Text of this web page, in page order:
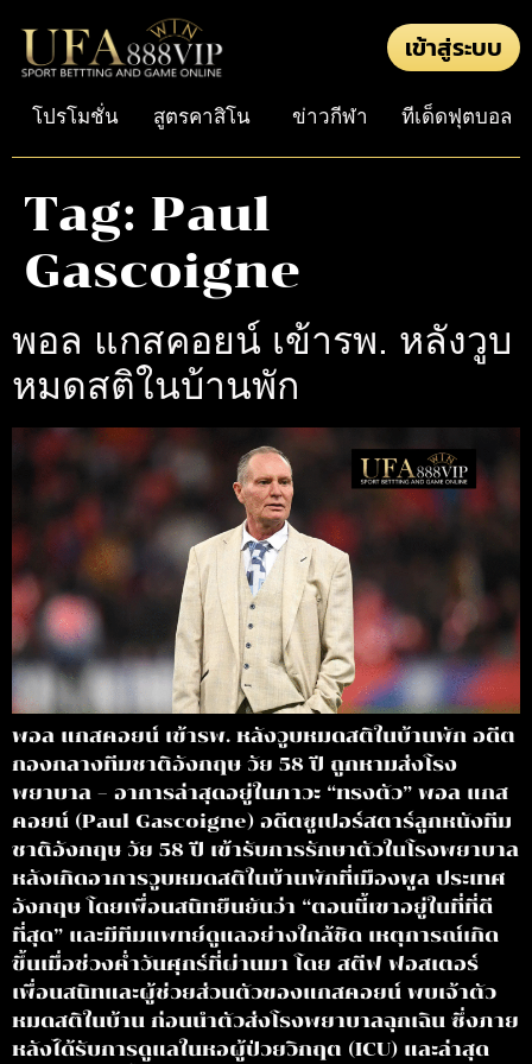
เข้าสู่ระบบ
โปรโมชั่น สูตรคาสิโน ข่าวกีฬา ทีเด็ดฟุตบอล
Tag: Paul
Gascoigne
พอล แกสคอยน์ เข้ารพ. หลังวูบ
หมดสติในบ้านพัก
พอล แกสคอยน์ เข้ารพ. หลังวูบหมดสติในบ้านพัก อดีต
กองกลางทีมชาติอังกฤษ วัย 58 ปี ถูกหามส่งโรง
พยาบาล – อาการล่าสุดอยู่ในภาวะ “ทรงตัว” พอล แกส
คอยน์ (Paul Gascoigne) อดีตซูเปอร์สตาร์ลูกหนังทีม
ชาติอังกฤษ วัย 58 ปี เข้ารับการรักษาตัวในโรงพยาบาล
หลังเกิดอาการวูบหมดสติในบ้านพักที่เมืองพูล ประเทศ
อังกฤษ โดยเพื่อนสนิทยืนยันว่า “ตอนนี้เขาอยู่ในที่ที่ดี
ที่สุด” และมีทีมแพทย์ดูแลอย่างใกล้ชิด เหตุการณ์เกิด
ขึ้นเมื่อช่วงค่ำวันศุกร์ที่ผ่านมา โดย สตีฟ ฟอสเตอร์
เพื่อนสนิทและผู้ช่วยส่วนตัวของแกสคอยน์ พบเจ้าตัว
หมดสติในบ้าน ก่อนนำตัวส่งโรงพยาบาลฉุกเฉิน ซึ่งภาย
หลังได้รับการดูแลในหอผู้ป่วยวิกฤต (ICU) และล่าสุด